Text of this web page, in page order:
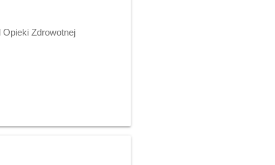
Zdrowotnej